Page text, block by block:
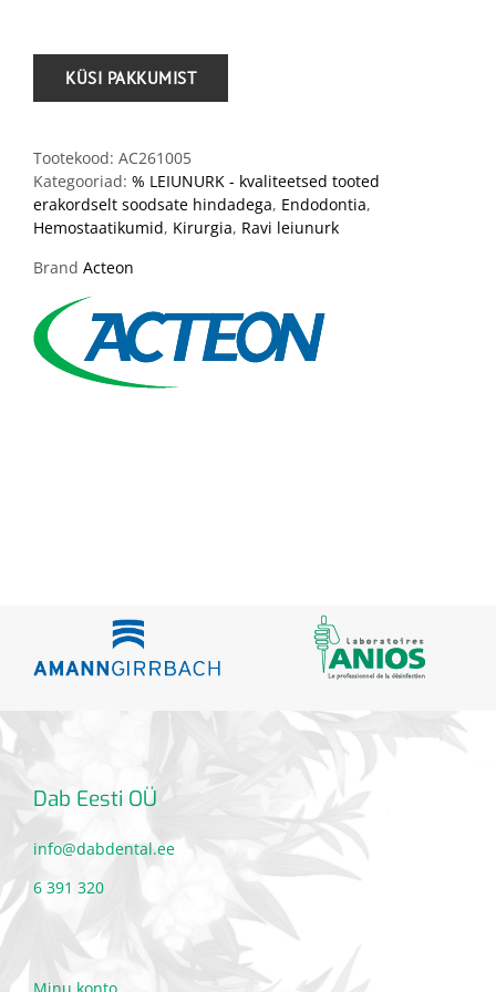
Tootekood: AC261005
Kategooriad: % LEIUNURK - kvaliteetsed tooted
erakordselt soodsate hindadega, Endodontia,
Hemostaatikumid, Kirurgia, Ravi leiunurk
Brand Acteon
Dab Eesti OÜ
info@dabdental.ee
6 391 320